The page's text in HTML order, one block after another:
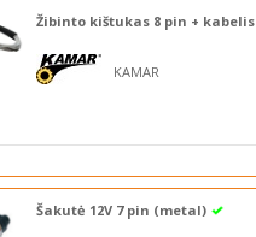
Žibinto kištukas 8 pin + kabelis
KAMAR
Šakutė 12V 7 pin (metal)